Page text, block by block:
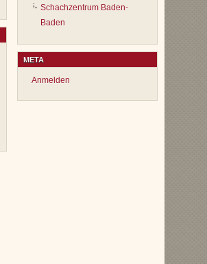
Schachzentrum Baden-
Baden
META
Anmelden